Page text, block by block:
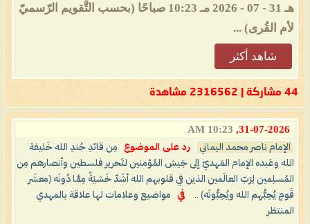
هـ 31 - 07 - 2026 مـ 10:23 صباحًا (بحسب التَّقويم الرّسميّ
لأم القُرى) ...
شاهد أكثر
44 مشاركة | 2316562 مشاهدة
31-07-2026,
10:23 AM
الإمام ناصر محمد اليماني رد على الموضوع
مِن قائدِ جُندِ الله خَليفة
الله وعَبده الإمام المَهديّ إلى جَيش المُؤمنين لتَحرير فلسطين وأنصارهم مِن
المُسلِمين لِرَبّ العالَمين الذين في قلوبهم الله أشَدّ خَشيَةً مِمَّا دُونَه (معشَر
قَومٍ يُحِبُّهم الله ويُحِبُّونَه) ..
في
مواضيع وعلامات لها علاقة بالمهدي
المنتظر